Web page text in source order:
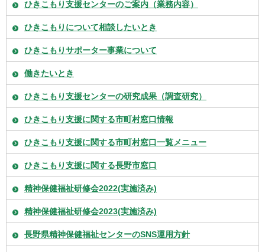
ひきこもり支援センターのご案内（業務内容）
ひきこもりについて相談したいとき
ひきこもりサポーター事業について
働きたいとき
ひきこもり支援センターの研究成果（調査研究）
ひきこもり支援に関する市町村窓口情報
ひきこもり支援に関する市町村窓口一覧メニュー
ひきこもり支援に関する長野市窓口
精神保健福祉研修会2022(実施済み)
精神保健福祉研修会2023(実施済み)
長野県精神保健福祉センターのSNS運用方針